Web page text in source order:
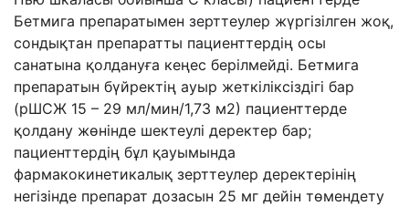
Бетмига препаратымен зерттеулер жүргізілген жоқ,
сондықтан препаратты пациенттердің осы
санатына қолдануға кеңес берілмейді. Бетмига
препаратын бүйректің ауыр жеткіліксіздігі бар
(рШСЖ 15 – 29 мл/мин/1,73 м2) пациенттерде
қолдану жөнінде шектеулі деректер бар;
пациенттердің бұл қауымында
фармакокинетикалық зерттеулер деректерінің
негізінде препарат дозасын 25 мг дейін төмендету